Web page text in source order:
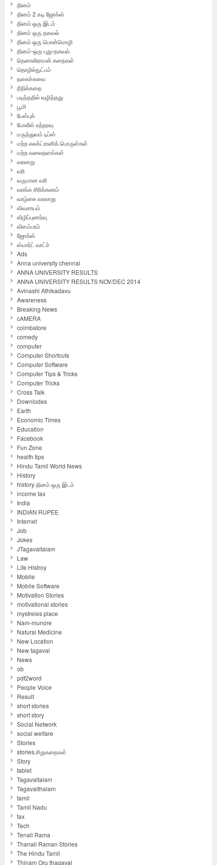
தினம்
தினம் 2 கடி ஜோக்ஸ்
தினம் ஒரு இடம்
தினம் ஒரு தகவல்
தினம் ஒரு பொன்மொழி
தினம்-ஒரு-புது-தகவல்
தெனாலிராமன் கதைகள்
தொழில்நுட்பம்
நகைச்சுவை
நீதிக்கதை
படித்ததில் வழித்தது
பூமி
பேஸ்புக்
போலீஸ் உத்தரவு
மருத்துவம் டிப்ஸ்
மற்ற எலக்ட்ரானிக் பொருள்கள்
மற்ற வலைதளங்கள்
வரலாறு
வரி
வருமான வரி
வாங்க சிரிக்கலாம்
வாழ்கை வரலாறு
விவசாயம்
விழிப்புணர்வு
விளம்பரம்
ஜோக்ஸ்
ஸ்மார்ட் வாட்ச்
Ads
Anna university chennai
ANNA UNIVERSITY RESULTS
ANNA UNIVERSITY RESULTS NOV/DEC 2014
Avinashi Athikadavu
Awareness
Breaking News
cAMERA
coimbatore
comedy
computer
Computer Shortcuts
Computer Software
Computer Tips & Tricks
Computer Tricks
Cross Talk
Downlodes
Earth
Economic Times
Education
Facebook
Fun Zone
health tips
Hindu Tamil World News
History
history தினம் ஒரு இடம்
income tax
India
INDIAN RUPEE
Internet
Job
Jokes
JTagavaltalam
Law
Life Histroy
Mobile
Mobile Software
Motivation Stories
motivational stories
mystreies place
Nam-munore
Natural Medicine
New Location
New tagaval
News
ob
pdf2word
People Voice
Result
short stories
short story
Social Network
social welfare
Stories
stories.சிறுகதைகள்
Story
tablet
Tagavaltalam
Tagavalthalam
tamil
Tamil Nadu
tax
Tech
Tenali Rama
Thanali Raman Stories
The Hindu Tamil
Thinam Oru thagaval